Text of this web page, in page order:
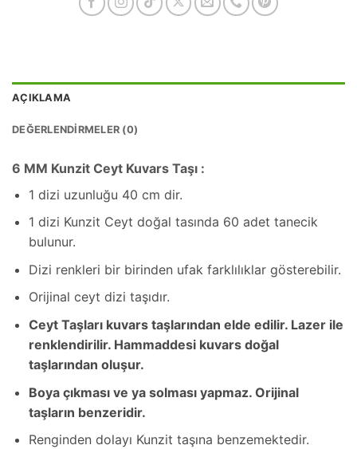
AÇIKLAMA
DEĞERLENDIRMELER (0)
6 MM Kunzit Ceyt Kuvars Taşı :
1 dizi uzunluğu 40 cm dir.
1 dizi Kunzit Ceyt doğal tasında 60 adet tanecik
bulunur.
Dizi renkleri bir birinden ufak farklılıklar gösterebilir.
Orijinal ceyt dizi taşıdır.
Ceyt Taşları kuvars taşlarından elde edilir. Lazer ile
renklendirilir. Hammaddesi kuvars doğal
taşlarından oluşur.
Boya çıkması ve ya solması yapmaz. Orijinal
taşların benzeridir.
Renginden dolayı Kunzit taşına benzemektedir.